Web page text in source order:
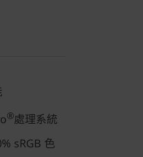
®處理系統
sRGB 色